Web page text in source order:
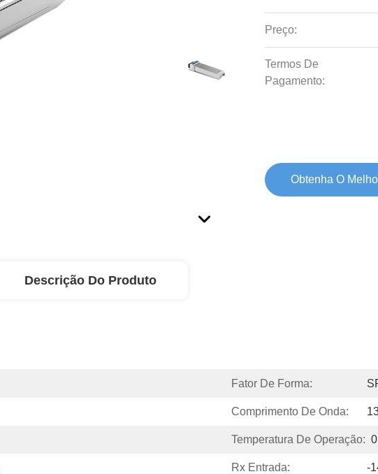
Preço:
Termos De
Pagamento:
Obtenha O
Descrição Do Produto
Fator De Forma:
Comprimento De Onda:
Temperatura De Operação:
Rx Entrada: -